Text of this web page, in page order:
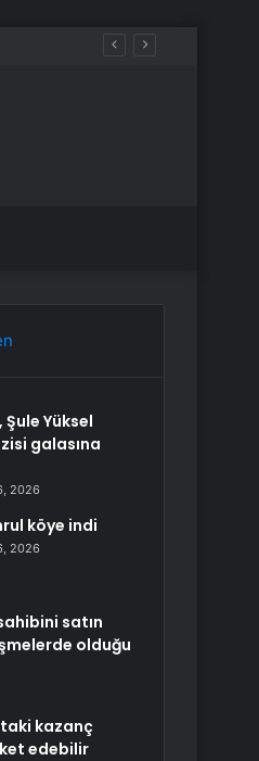
Şule Yüksel
galasına
2026
köye indi
2026
satın
olduğu
kazanç
edebilir